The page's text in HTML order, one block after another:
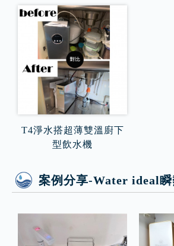
T4淨水搭超薄雙溫廚下
型飲水機
案例分享-Water ideal瞬熱雙